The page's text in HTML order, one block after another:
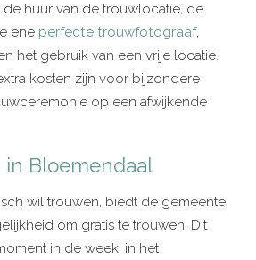
huur van de trouwlocatie, de
ene perfecte trouwfotograaf,
het gebruik van een vrije locatie.
kosten zijn voor bijzondere
op een afwijkende
in Bloemendaal
wil trouwen, biedt de gemeente
om gratis te trouwen. Dit
in de week, in het